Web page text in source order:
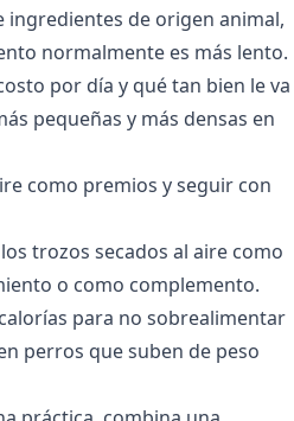
ingredientes de origen animal,
normalmente es más lento.
por día y qué tan bien le va
pequeñas y más densas en
como premios y seguir con
trozos secados al aire como
o como complemento.
para no sobrealimentar
perros que suben de peso